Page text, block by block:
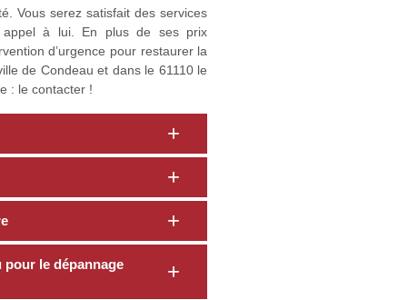
Vous serez satisfait des services
appel à lui. En plus de ses prix
d’urgence pour restaurer la
de Condeau et dans le 61110 le
: le contacter !
pour le dépannage